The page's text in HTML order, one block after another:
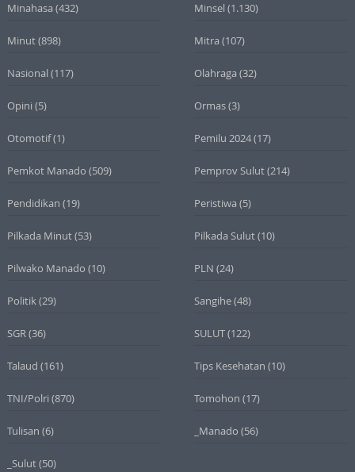
Minahasa (432) Minsel (1.130)
Minut(898) Mitra (107)
Nasional (117) Olahraga (32)
Opini (5) Ormas(3)
Otomotif(1) Pemilu 2024(17)
Pemkot Manado (509) Pemprov Sulut(214)
Pendidikan (19) Peristiwa (5)
Pilkada Minut(53) Pilkada Sulut(10)
Pilwako Manado (10) PLN (24)
Politik(29) Sangihe(48)
SGR(36) SULUT(122)
Talaud (161) Tips Kesehatan (10)
TNI/Polri (870) Tomohon (17)
Tulisan (6) _Manado (56)
_Sulut(50)